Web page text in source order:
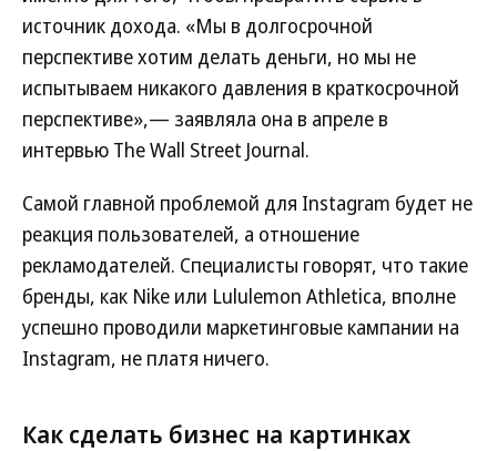
источник дохода. «Мы в долгосрочной
перспективе хотим делать деньги, но мы не
испытываем никакого давления в краткосрочной
перспективе»,— заявляла она в апреле в
интервью The Wall Street Journal.
Самой главной проблемой для Instagram будет не
реакция пользователей, а отношение
рекламодателей. Специалисты говорят, что такие
бренды, как Nike или Lululemon Athletica, вполне
успешно проводили маркетинговые кампании на
Instagram, не платя ничего.
Как сделать бизнес на картинках